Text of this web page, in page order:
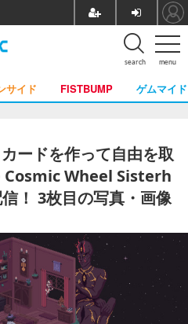
menu
search
サイド FISTBUMP ゲムマイド
ードを作って自由を取
Cosmic Wheel Sisterh
！ 3枚目の写真・画像